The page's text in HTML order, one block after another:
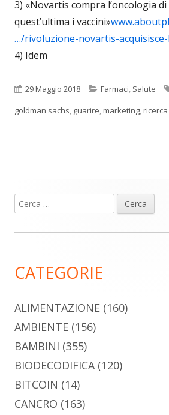
3) «Novartis compra l’oncologia di
quest’ultima i vaccini»
…/rivoluzione-novartis-
4) Idem
Pubblicato
29 Maggio 2018 Categorie
Farmaci, Salute
goldman sachs, guarire,marketing,
Barra
laterale
Ricerca
per:
CATEGORIE
ALIMENTAZIONE (160)
AMBIENTE (156)
BAMBINI (355)
BIODECODIFICA(120)
BITCOIN (14)
CANCRO (163)